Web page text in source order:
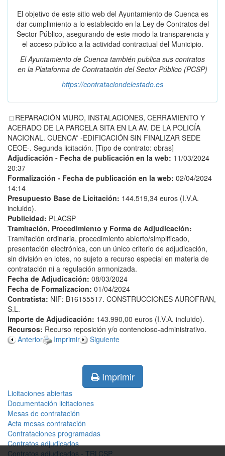
El objetivo de este sitio web del Ayuntamiento de Cuenca es
dar cumplimiento a lo establecido en la Ley de Contratos del
Sector Público, asegurando de este modo la transparencia y
el acceso público a la actividad contractual del Municipio.
El Ayuntamiento de Cuenca también publica sus contratos
en la Plataforma de Contratación del Sector Público (PCSP)
https://contrataciondelestado.es
REPARACIÓN MURO, INSTALACIONES, CERRAMIENTO Y
ACERADO DE LA PARCELA SITA EN LA AV. DE LA POLICÍA
NACIONAL. CUENCA” -EDIFICACIÓN SIN FINALIZAR SEDE
CEOE-. Segunda licitación. [Tipo de contrato: obras]
Adjudicación - Fecha de publicación en la web: 11/03/2024
20:37
Formalización - Fecha de publicación en la web: 02/04/2024
14:14
Presupuesto Base de Licitación: 144.519,34 euros (I.V.A.
incluido).
Publicidad: PLACSP
Tramitación, Procedimiento y Forma de Adjudicación:
Tramitación ordinaria, procedimiento abierto/simplificado,
presentación electrónica, con un único criterio de adjudicación,
sin división en lotes, no sujeto a recurso especial en materia de
contratación ni a regulación armonizada.
Fecha de Adjudicación: 08/03/2024
Fecha de Formalizacion: 01/04/2024
Contratista: NIF: B16155517. CONSTRUCCIONES AUROFRAN,
S.L.
Importe de Adjudicación: 143.990,00 euros (I.V.A. incluido).
Recursos: Recurso reposición y/o contencioso-administrativo.
Anterior
Imprimir Siguiente
Imprimir
Licitaciones abiertas
Documentación licitaciones
Mesas de contratación
Acta mesas contratación
Contrataciones programadas
Contratos adjudicados
Contratos adjudicados - TRLCSP